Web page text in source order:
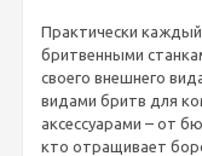
Практически каждый
бритвенными
своего внешнего
видами бритв для
аксессуарами – от
кто отращивает